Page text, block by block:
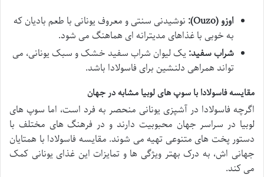
اوزو (Ouzo):
نوشیدنی سنتی و معروف یونانی با طعم بادیان که
به خوبی با غذاهای مدیترانه ای هماهنگ می شود.
شراب سفید: یک لیوان شراب سفید خشک و سبک یونانی، می
تواند همراهی دلنشین برای فاسولادا باشد.
مقایسه فاسولادا با سوپ های لوبیا مشابه در جهان
اگرچه فاسولادا در آشپزی یونانی منحصر به فرد است، اما سوپ های
لوبیا در سراسر جهان محبوبیت دارند و در فرهنگ های مختلف با
دستور پخت های متنوعی تهیه می شوند. مقایسه فاسولادا با همتایان
جهانی اش، به درک بهتر ویژگی ها و تمایزات این غذای یونانی کمک
می کند.